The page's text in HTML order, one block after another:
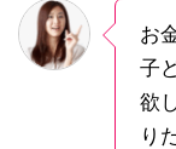
お
子
欲
り